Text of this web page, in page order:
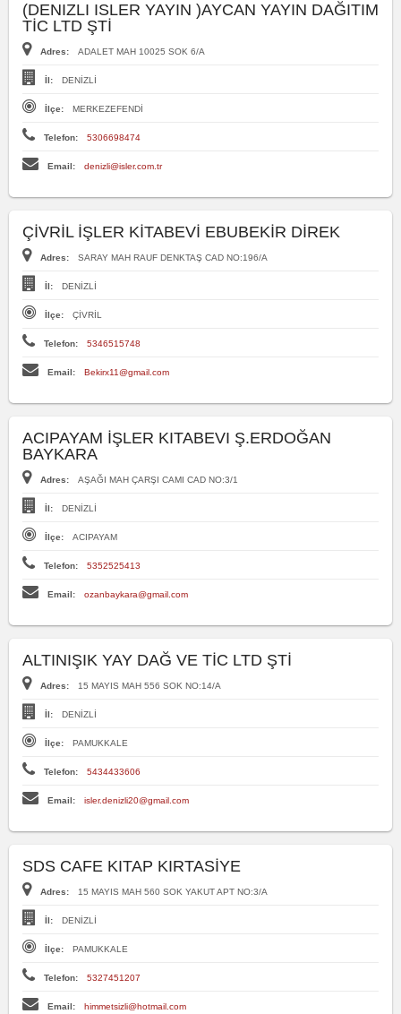
(DENIZLI ISLER YAYIN )AYCAN YAYIN DAĞITIM
TİC LTD ŞTİ
Adres: ADALET MAH 10025 SOK 6/A
İl: DENİZLİ
İlçe: MERKEZEFENDİ
Telefon: 5306698474
Email: denizli@isler.com.tr
ÇİVRİL İŞLER KİTABEVİ EBUBEKİR DİREK
Adres: SARAY MAH RAUF DENKTAŞ CAD NO:196/A
İl: DENİZLİ
İlçe: ÇİVRİL
Telefon: 5346515748
Email: Bekirx11@gmail.com
ACIPAYAM İŞLER KITABEVI Ş.ERDOĞAN
BAYKARA
Adres: AŞAĞI MAH ÇARŞI CAMI CAD NO:3/1
İl: DENİZLİ
İlçe: ACIPAYAM
Telefon: 5352525413
Email: ozanbaykara@gmail.com
ALTINIŞIK YAY DAĞ VE TİC LTD ŞTİ
Adres: 15 MAYIS MAH 556 SOK NO:14/A
İl: DENİZLİ
İlçe: PAMUKKALE
Telefon: 5434433606
Email: isler.denizli20@gmail.com
SDS CAFE KITAP KIRTASİYE
Adres: 15 MAYIS MAH 560 SOK YAKUT APT NO:3/A
İl: DENİZLİ
İlçe: PAMUKKALE
Telefon: 5327451207
Email: himmetsizli@hotmail.com